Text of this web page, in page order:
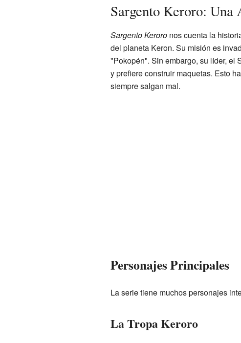
Sargento Keroro: Una
Sargento Keroronos cuenta la
del planeta Keron. Su misión es
"Pokopén". Sin embargo, su líder, el
y prefiere construir maquetas. Esto
siempre salgan mal.
Personajes Principales
La serie tiene muchos personajes
La Tropa Keroro